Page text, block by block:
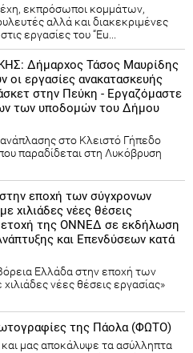
εκπρόσωποι κομμάτων,
αλλά και διακεκριμένες
εργασίες του “Eu...
Δήμαρχος Τάσος Μαυρίδης
εργασίες ανακατασκευής
στην Πεύκη - Εργαζόμαστε
των υποδομών του Δήμου
στο Κλειστό Γήπεδο
παραδίδεται στη Λυκόβρυση
εποχή των σύγχρονων
χιλιάδες νέες θέσεις
της ΟΝΝΕΔ σε εκδήλωση
και Επενδύσεων κατά
Ελλάδα στην εποχή των
νέες θέσεις εργασίας»
της Πάολα (ΦΩΤΟ)
μας αποκάλυψε τα ασύλληπτα